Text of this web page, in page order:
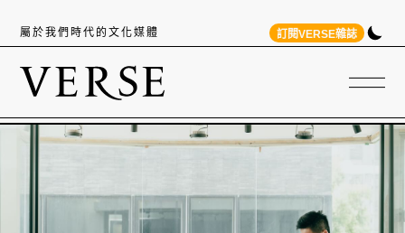
屬於我們時代的文化媒體 訂閱VERSE雜誌